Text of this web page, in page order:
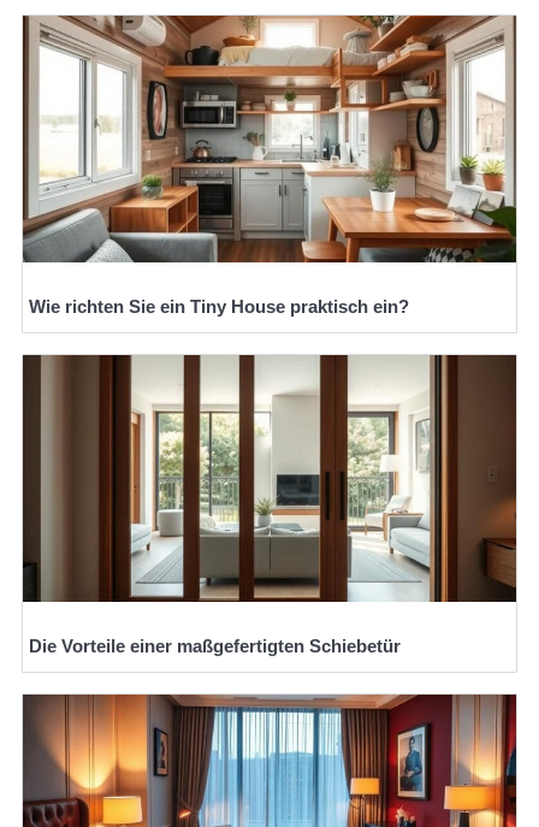
Wie richten Sie ein Tiny House praktisch ein?
Die Vorteile einer maßgefertigten Schiebetür